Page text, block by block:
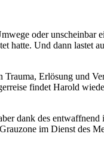
oder unscheinbar
Und dann lastet
Erlösung und
findet Harold
dank des
im Dienst des